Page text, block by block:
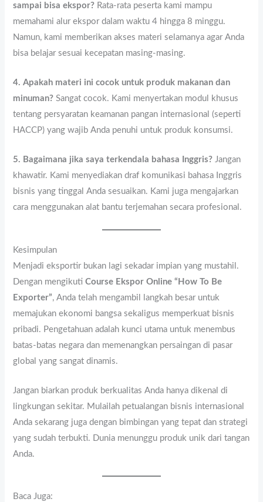
sampai bisa ekspor? Rata-rata peserta kami mampu
memahami alur ekspor dalam waktu 4 hingga 8 minggu.
Namun, kami memberikan akses materi selamanya agar Anda
bisa belajar sesuai kecepatan masing-masing.
4. Apakah materi ini cocok untuk produk makanan dan
minuman? Sangat cocok. Kami menyertakan modul khusus
tentang persyaratan keamanan pangan internasional (seperti
HACCP) yang wajib Anda penuhi untuk produk konsumsi.
5. Bagaimana jika saya terkendala bahasa Inggris? Jangan
khawatir. Kami menyediakan draf komunikasi bahasa Inggris
bisnis yang tinggal Anda sesuaikan. Kami juga mengajarkan
cara menggunakan alat bantu terjemahan secara profesional.
Kesimpulan
Menjadi eksportir bukan lagi sekadar impian yang mustahil.
Dengan mengikutiCourse Ekspor Online “How To Be
Exporter”, Anda telah mengambil langkah besar untuk
memajukan ekonomi bangsa sekaligus memperkuat bisnis
pribadi. Pengetahuan adalah kunci utama untuk menembus
batas-batas negara dan memenangkan persaingan di pasar
global yang sangat dinamis.
Jangan biarkan produk berkualitas Anda hanya dikenal di
lingkungan sekitar. Mulailah petualangan bisnis internasional
Anda sekarang juga dengan bimbingan yang tepat dan strategi
yang sudah terbukti. Dunia menunggu produk unik dari tangan
Anda.
Baca Juga: